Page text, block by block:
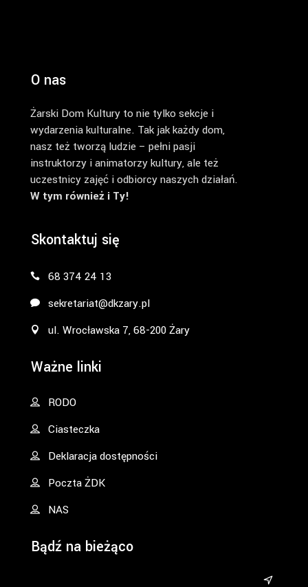
O nas
Żarski Dom Kultury to nie tylko sekcje i
wydarzenia kulturalne. Tak jak każdy dom,
nasz też tworzą ludzie – pełni pasji
instruktorzy i animatorzy kultury, ale też
uczestnicy zajęć i odbiorcy naszych działań.
W tym również i Ty!
Skontaktuj się
68 374 24 13
sekretariat@dkzary.pl
ul. Wrocławska 7, 68-200 Żary
Ważne linki
RODO
Ciasteczka
Deklaracja dostępności
Poczta ŻDK
NAS
Bądź na bieżąco
&